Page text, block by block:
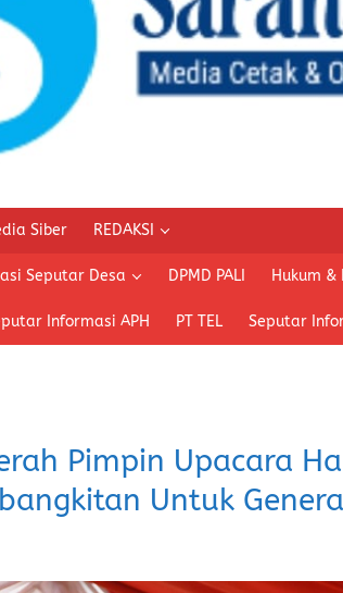
Siber REDAKSI
Seputar Desa DPMD PALI Hukum
Informasi APH PT TEL Seputar
Pimpin Upacara
Untuk